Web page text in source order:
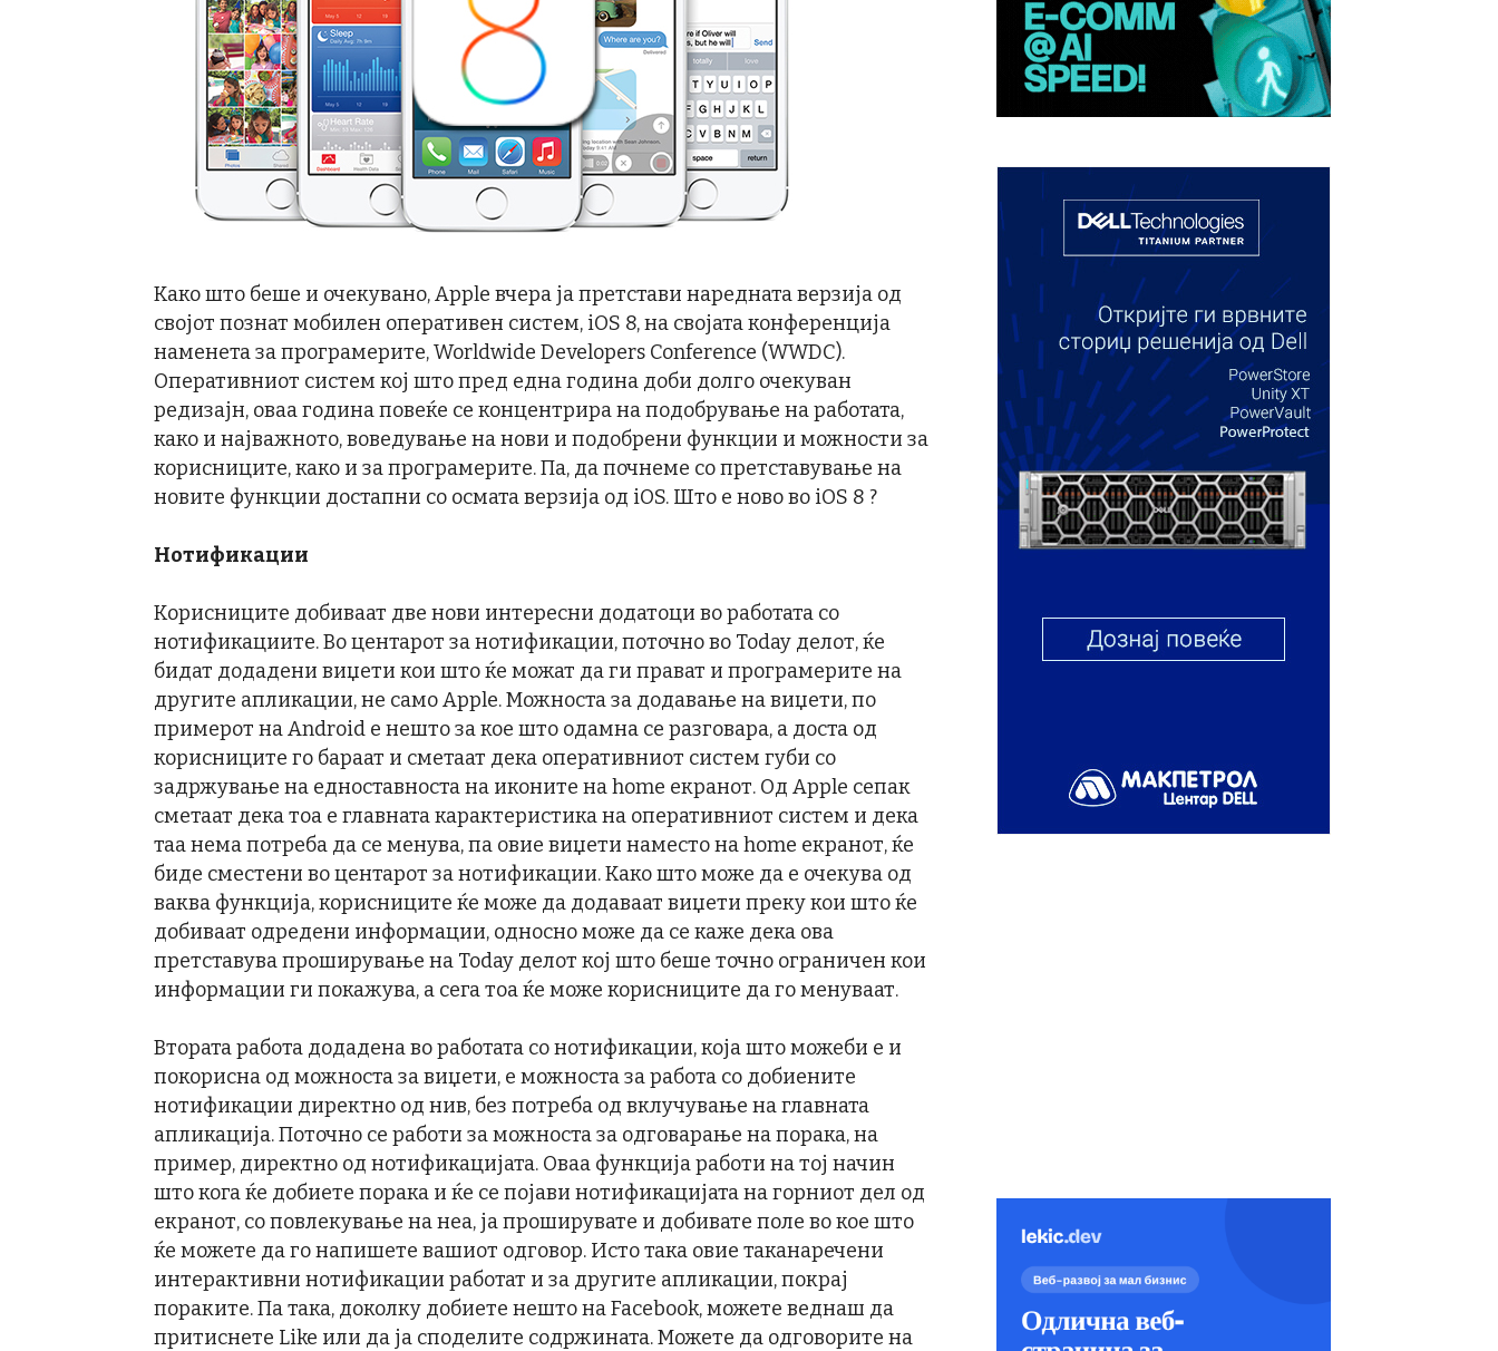
Како што беше и очекувано, Apple вчера ја претстави наредната верзија од
својот познат мобилен оперативен систем, iOS 8, на својата конференција
наменета за програмерите, Worldwide Developers Conference (WWDC).
Оперативниот систем кој што пред една година доби долго очекуван
редизајн, оваа година повеќе се концентрира на подобрување на работата,
како и најважното, воведување на нови и подобрени функции и можности за
корисниците, како и за програмерите. Па, да почнеме со претставување на
новите функции достапни со осмата верзија од iOS. Што е ново во iOS 8 ?
Нотификации
Корисниците добиваат две нови интересни додатоци во работата со
нотификациите. Во центарот за нотификации, поточно во Today делот, ќе
бидат додадени виџети кои што ќе можат да ги прават и програмерите на
другите апликации, не само Apple. Можноста за додавање на виџети, по
примерот на Android е нешто за кое што одамна се разговара, а доста од
корисниците го бараат и сметаат дека оперативниот систем губи со
задржување на едноставноста на иконите на home екранот. Од Apple сепак
сметаат дека тоа е главната карактеристика на оперативниот систем и дека
таа нема потреба да се менува, па овие виџети наместо на home екранот, ќе
биде сместени во центарот за нотификации. Како што може да е очекува од
ваква функција, корисниците ќе може да додаваат виџети преку кои што ќе
добиваат одредени информации, односно може да се каже дека ова
претставува проширување на Today делот кој што беше точно ограничен кои
информации ги покажува, а сега тоа ќе може корисниците да го менуваат.
Втората работа додадена во работата со нотификации, која што можеби е и
покорисна од можноста за виџети, е можноста за работа со добиените
нотификации директно од нив, без потреба од вклучување на главната
апликација. Поточно се работи за можноста за одговарање на порака, на
пример, директно од нотификацијата. Оваа функција работи на тој начин
што кога ќе добиете порака и ќе се појави нотификацијата на горниот дел од
екранот, со повлекување на неа, ја проширувате и добивате поле во кое што
ќе можете да го напишете вашиот одговор. Исто така овие таканаречени
интерактивни нотификации работат и за другите апликации, покрај
пораките. Па така, доколку добиете нешто на Facebook, можете веднаш да
притиснете Like или да ја споделите содржината. Можете да одговорите на